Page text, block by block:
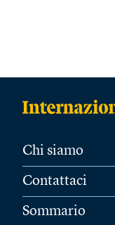
Chi siamo
Contattaci
Sommario